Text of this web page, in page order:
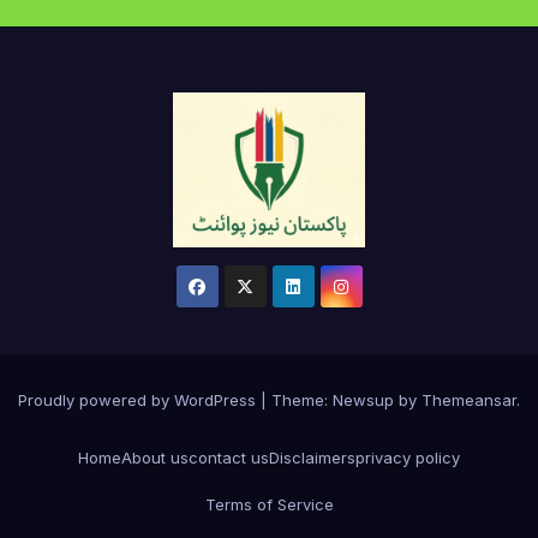
Proudly powered by WordPress Theme: Newsup by Themeansar.
HomeAbout uscontact usDisclaimersprivacy policy
Terms of Service